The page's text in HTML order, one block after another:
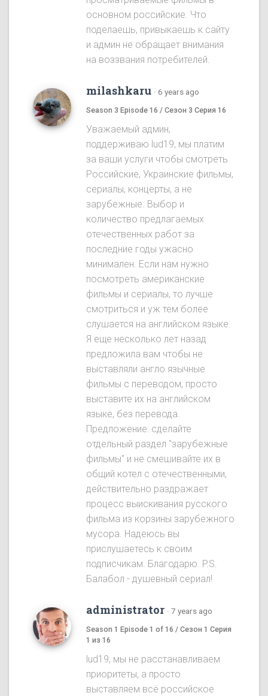
основном российские. Что
поделаешь, привыкаешь к сайту
и админ не обращает внимания
на воззвания потребителей.
milashkaru · 6 years ago
Season 3 Episode 16 / Сезон 3 Серия 16
Уважаемый админ,
поддерживаю lud19, мы платим
за ваши услуги чтобы смотреть
Российские, Украинские фильмы,
сериалы, концерты, а не
зарубежные. Выбор и
количество предлагаемых
отечественных работ за
последние годы ужасно
минимален. Если нам нужно
посмотреть американские
фильмы и сериалы, то лучше
смотриться и уж тем более
слушается на английском языке.
Я еще несколько лет назад
предложила вам чтобы не
выставляли англо язычные
фильмы с переводом, просто
выставите их на английском
языке, без перевода.
Предложение: сделайте
отдельный раздел "зарубежные
фильмы" и не смешивайте их в
общий котел с отечественными,
действительно раздражает
процесс выискивания русского
фильма из корзины зарубежного
мусора. Надеюсь вы
прислушаетесь к своим
подписчикам. Благодарю. P.S.
Балабол - душевный сериал!
administrator · 7 years ago
Season 1 Episode 1 of 16 / Сезон 1 Серия
1 из 16
lud19, мы не расстанавливаем
приоритеты, а просто
выставляем всё российское